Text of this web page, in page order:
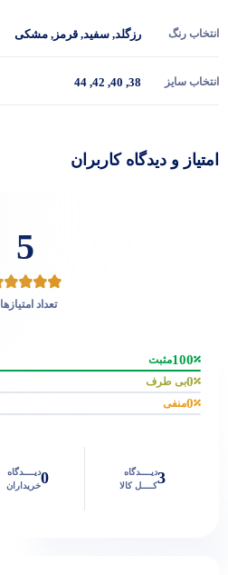
انتخاب رنگ رزگلد, سفید, قرمز , مشکی
انتخاب سایز 38
,
40
,
42
,
44
امتیاز و دیدگاه کاربران
5
تعداد امتیازها
100مثبت
0بی طرف
0منفی
3دیــــدگاه
کــــل کالا
0دیــــدگاه
خریداران